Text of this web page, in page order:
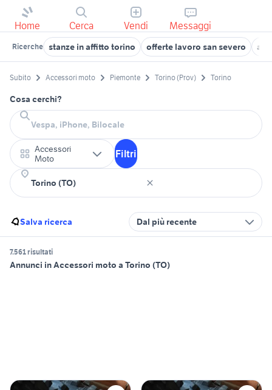
Home Cerca Vendi Messaggi
Ricerche stanze in affitto torino offerte lavoro san severo
Subito Accessori moto Piemonte Torino (Prov) Torino
Cosa cerchi?
Accessori
Moto
Filtri
Salva ricerca Dal più recente
7.561 risultati
Annunci in Accessori moto a Torino (TO)